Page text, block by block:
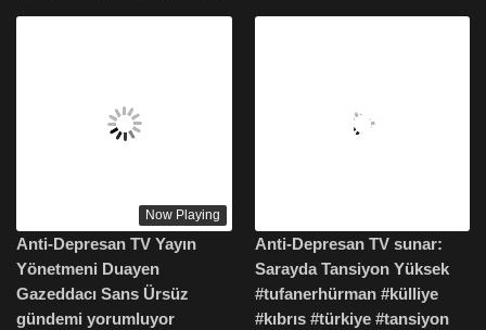
Now Playing
Anti-Depresan TV Yayın
Yönetmeni Duayen
Gazeddacı Sans Ürsüz
gündemi yorumluyor
Anti-Depresan TV sunar:
Sarayda Tansiyon Yüksek
#tufanerhürman #külliye
#kıbrıs #türkiye #tansiyon